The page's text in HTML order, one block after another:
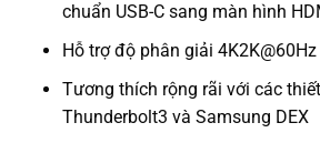
chuẩn USB-C sang màn hình
Hỗ trợ độ phân giải 4K2K@60Hz
Tương thích rộng rãi với các
Thunderbolt3 và Samsung DEX